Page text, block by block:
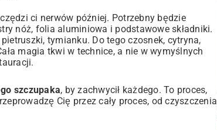
ci nerwów później. Potrzebny będzie
nóż, folia aluminiowa i podstawowe składniki.
tymianku. Do tego czosnek, cytryna,
magia tkwi w technice, a nie w wymyślnych
szczupaka, by zachwycił każdego. To proces,
Cię przez cały proces, od czyszczenia